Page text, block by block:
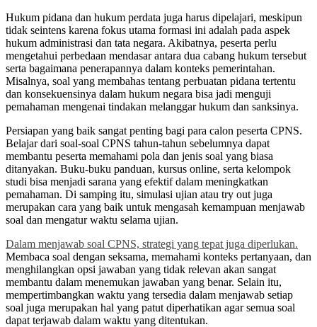
Hukum pidana dan hukum perdata juga harus dipelajari, meskipun
tidak seintens karena fokus utama formasi ini adalah pada aspek
hukum administrasi dan tata negara. Akibatnya, peserta perlu
mengetahui perbedaan mendasar antara dua cabang hukum tersebut
serta bagaimana penerapannya dalam konteks pemerintahan.
Misalnya, soal yang membahas tentang perbuatan pidana tertentu
dan konsekuensinya dalam hukum negara bisa jadi menguji
pemahaman mengenai tindakan melanggar hukum dan sanksinya.
Persiapan yang baik sangat penting bagi para calon peserta CPNS.
Belajar dari soal-soal CPNS tahun-tahun sebelumnya dapat
membantu peserta memahami pola dan jenis soal yang biasa
ditanyakan. Buku-buku panduan, kursus online, serta kelompok
studi bisa menjadi sarana yang efektif dalam meningkatkan
pemahaman. Di samping itu, simulasi ujian atau try out juga
merupakan cara yang baik untuk mengasah kemampuan menjawab
soal dan mengatur waktu selama ujian.
Dalam menjawab soal CPNS, strategi yang tepat juga diperlukan.
Membaca soal dengan seksama, memahami konteks pertanyaan, dan
menghilangkan opsi jawaban yang tidak relevan akan sangat
membantu dalam menemukan jawaban yang benar. Selain itu,
mempertimbangkan waktu yang tersedia dalam menjawab setiap
soal juga merupakan hal yang patut diperhatikan agar semua soal
dapat terjawab dalam waktu yang ditentukan.